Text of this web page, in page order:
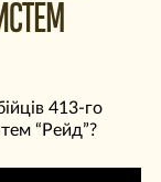
413-го
“Рейд”?